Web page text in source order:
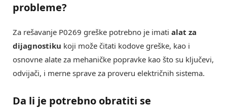
probleme?
Za rešavanje P0269 greške potrebno je imati alat za
dijagnostiku koji može čitati kodove greške, kao i
osnovne alate za mehaničke popravke kao što su ključevi,
odvijači, i merne sprave za proveru električnih sistema.
Da li je potrebno obratiti se